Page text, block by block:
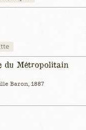
du Métropolitain
Baron, 1887